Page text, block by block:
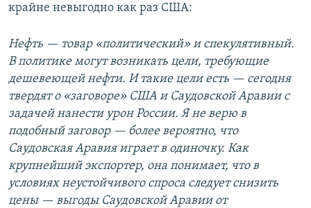
крайне невыгодно как раз США:
Нефть — товар «политический» и спекулятивный.
В политике могут возникать цели, требующие
дешевеющей нефти. И такие цели есть — сегодня
твердят о «заговоре» США и Саудовской Аравии с
задачей нанести урон России. Я не верю в
подобный заговор — более вероятно, что
Саудовская Аравия играет в одиночку. Как
крупнейший экспортер, она понимает, что в
условиях неустойчивого спроса следует снизить
цены — выгоды Саудовской Аравии от